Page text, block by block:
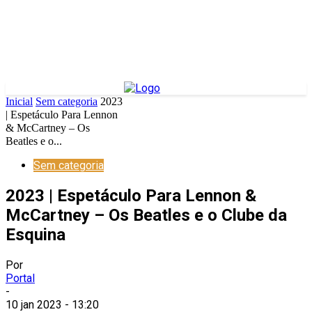
Inicial Sem categoria 2023
| Espetáculo Para Lennon
& McCartney – Os
Beatles e o...
Sem categoria
2023 | Espetáculo Para Lennon &
McCartney – Os Beatles e o Clube da
Esquina
Por
Portal
-
10 jan 2023 - 13:20